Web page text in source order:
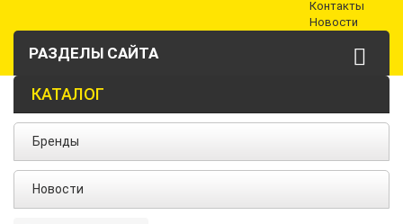
Контакты
Новости
РАЗДЕЛЫ САЙТА
КАТАЛОГ
Бренды
Новости